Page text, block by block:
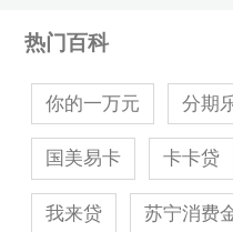
意有电话回访本人
99随心贷申请流
热门百科
你的一万元 分期
国美易卡 卡卡贷
我来贷 苏宁消费